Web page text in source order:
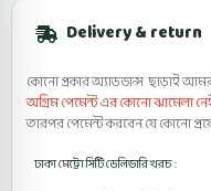
Delivery & return
কোনো প্রকার অ্যাডভান্স ছাড়াই আমরা
অগ্রিম পেমেন্ট এর কোনো ঝামেলা
তারপর পেমেন্ট করবেন যে কোনো
ঢাকা মেট্রো সিটি ডেলিভারি খরচ :